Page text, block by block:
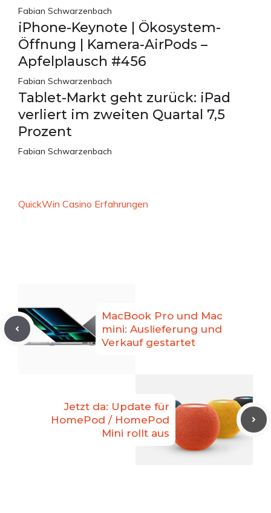
Fabian Schwarzenbach
iPhone-Keynote | Ökosystem-
Öffnung | Kamera-AirPods –
Apfelplausch #456
Fabian Schwarzenbach
Tablet-Markt geht zurück: iPad
verliert im zweiten Quartal 7,5
Prozent
Fabian Schwarzenbach
QuickWin Casino Erfahrungen
MacBook Pro und Mac
mini: Auslieferung und
Verkauf gestartet
Jetzt da: Update für
HomePod / HomePod
Mini rollt aus